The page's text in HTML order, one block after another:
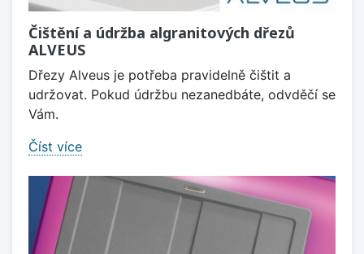
Čištění a údržba algranitových dřezů
ALVEUS
Dřezy Alveus je potřeba pravidelně čištit a
udržovat. Pokud údržbu nezanedbáte, odvděčí se
Vám.
Číst více